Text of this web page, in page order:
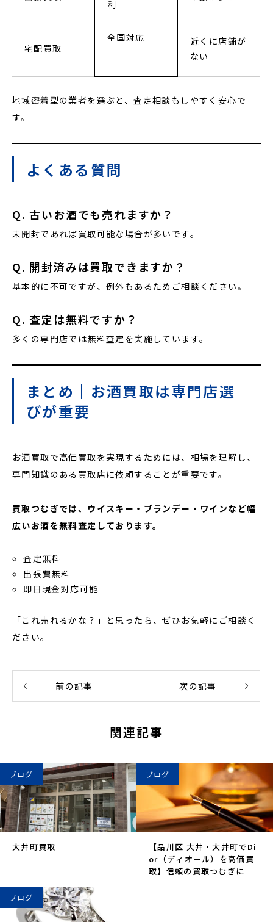
利
宅配買取
全国対応
近くに店舗が
ない
地域密着型の業者を選ぶと、査定相談もしやすく安心で
す。
よくある質問
Q. 古いお酒でも売れますか？
未開封であれば買取可能な場合が多いです。
Q. 開封済みは買取できますか？
基本的に不可ですが、例外もあるためご相談ください。
Q. 査定は無料ですか？
多くの専門店では無料査定を実施しています。
まとめ｜お酒買取は専門店選
びが重要
お酒買取で高価買取を実現するためには、相場を理解し、
専門知識のある買取店に依頼することが重要です。
買取つむぎでは、ウイスキー・ブランデー・ワインなど幅
広いお酒を無料査定しております。
査定無料
出張費無料
即日現金対応可能
「これ売れるかな？」と思ったら、ぜひお気軽にご相談く
ださい。
前の記事 次の記事
関連記事
ブログ
大井町買取
ブログ
【品川区 大井・大井町でDi
or（ディオール）を高価買
取】信頼の買取つむぎに
ブログ